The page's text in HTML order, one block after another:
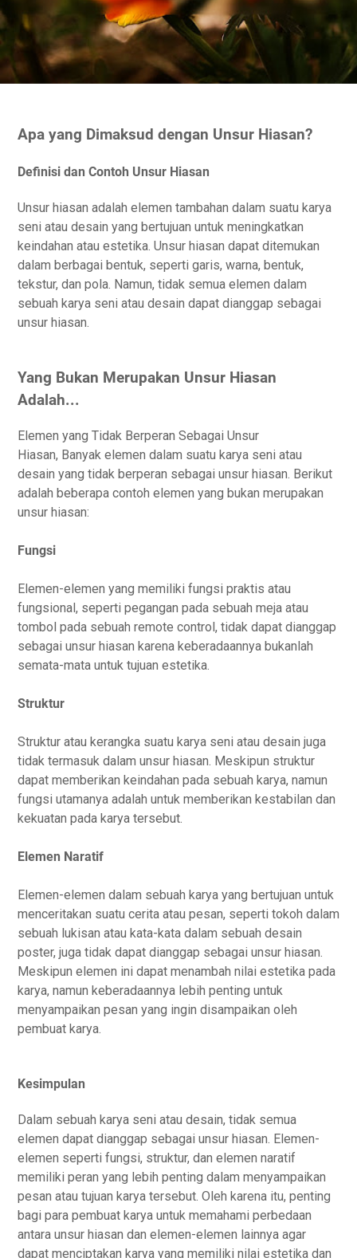
Apa yang Dimaksud dengan Unsur Hiasan?
Definisi dan Contoh Unsur Hiasan
Unsur hiasan adalah elemen tambahan dalam suatu karya
seni atau desain yang bertujuan untuk meningkatkan
keindahan atau estetika. Unsur hiasan dapat ditemukan
dalam berbagai bentuk, seperti garis, warna, bentuk,
tekstur, dan pola. Namun, tidak semua elemen dalam
sebuah karya seni atau desain dapat dianggap sebagai
unsur hiasan.
Yang Bukan Merupakan Unsur Hiasan
Adalah...
Elemen yang Tidak Berperan Sebagai Unsur
Hiasan, Banyak elemen dalam suatu karya seni atau
desain yang tidak berperan sebagai unsur hiasan. Berikut
adalah beberapa contoh elemen yang bukan merupakan
unsur hiasan:
Fungsi
Elemen-elemen yang memiliki fungsi praktis atau
fungsional, seperti pegangan pada sebuah meja atau
tombol pada sebuah remote control, tidak dapat dianggap
sebagai unsur hiasan karena keberadaannya bukanlah
semata-mata untuk tujuan estetika.
Struktur
Struktur atau kerangka suatu karya seni atau desain juga
tidak termasuk dalam unsur hiasan. Meskipun struktur
dapat memberikan keindahan pada sebuah karya, namun
fungsi utamanya adalah untuk memberikan kestabilan dan
kekuatan pada karya tersebut.
Elemen Naratif
Elemen-elemen dalam sebuah karya yang bertujuan untuk
menceritakan suatu cerita atau pesan, seperti tokoh dalam
sebuah lukisan atau kata-kata dalam sebuah desain
poster, juga tidak dapat dianggap sebagai unsur hiasan.
Meskipun elemen ini dapat menambah nilai estetika pada
karya, namun keberadaannya lebih penting untuk
menyampaikan pesan yang ingin disampaikan oleh
pembuat karya.
Kesimpulan
Dalam sebuah karya seni atau desain, tidak semua
elemen dapat dianggap sebagai unsur hiasan. Elemen-
elemen seperti fungsi, struktur, dan elemen naratif
memiliki peran yang lebih penting dalam menyampaikan
pesan atau tujuan karya tersebut. Oleh karena itu, penting
bagi para pembuat karya untuk memahami perbedaan
antara unsur hiasan dan elemen-elemen lainnya agar
dapat menciptakan karya yang memiliki nilai estetika dan